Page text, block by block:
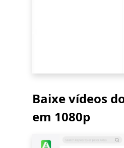
Baixe vídeos
em 1080p